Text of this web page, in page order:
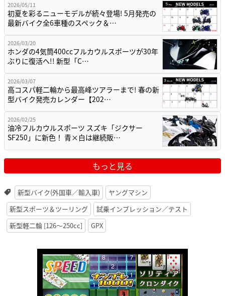
2026/05/11
初夏を彩るニューモデルが続々登場! 5月発売の
最新バイク全6車種のスペック＆…
2026/03/20
ホンダの4気筒400ccフルカウルスポーツが30年
ぶりに復活へ!! 新型「C…
2026/03/07
高コスパ軽二輪から最高峰ツアラーまで! 春の新
型バイク発売カレンダー【202…
2026/02/25
油冷フルカウルスポーツ スズキ「ジクサー
SF250」に新色！ 青×白は継続販…
もっと見る
新型バイク(外国車／輸入車)
ヤングマシン
新型スポーツ＆ツーリング
試乗インプレッション／テスト
新型軽二輪 [126〜250cc]
GPX